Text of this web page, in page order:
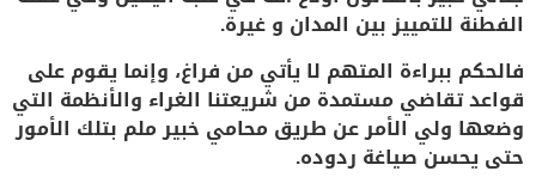
الفطنة للتمييز بين المدان و غيرة.
فالحكم ببراءة المتهم لا يأتي من فراغ، وإنما يقوم على
قواعد تقاضي مستمدة من شريعتنا الغراء والأنظمة التي
وضعها ولي الأمر عن طريق محامي خبير ملم بتلك الأمور
حتى يحسن صياغة ردوده.